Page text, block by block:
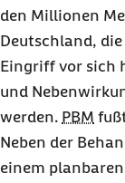
den Millionen
Deutschland,
Eingriff vor sich
und
werden. PBM
Neben der
einem